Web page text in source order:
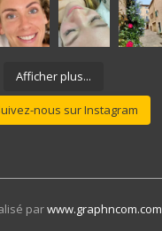
Afficher plus...
nous sur Instagram
parwww.graphncom.com